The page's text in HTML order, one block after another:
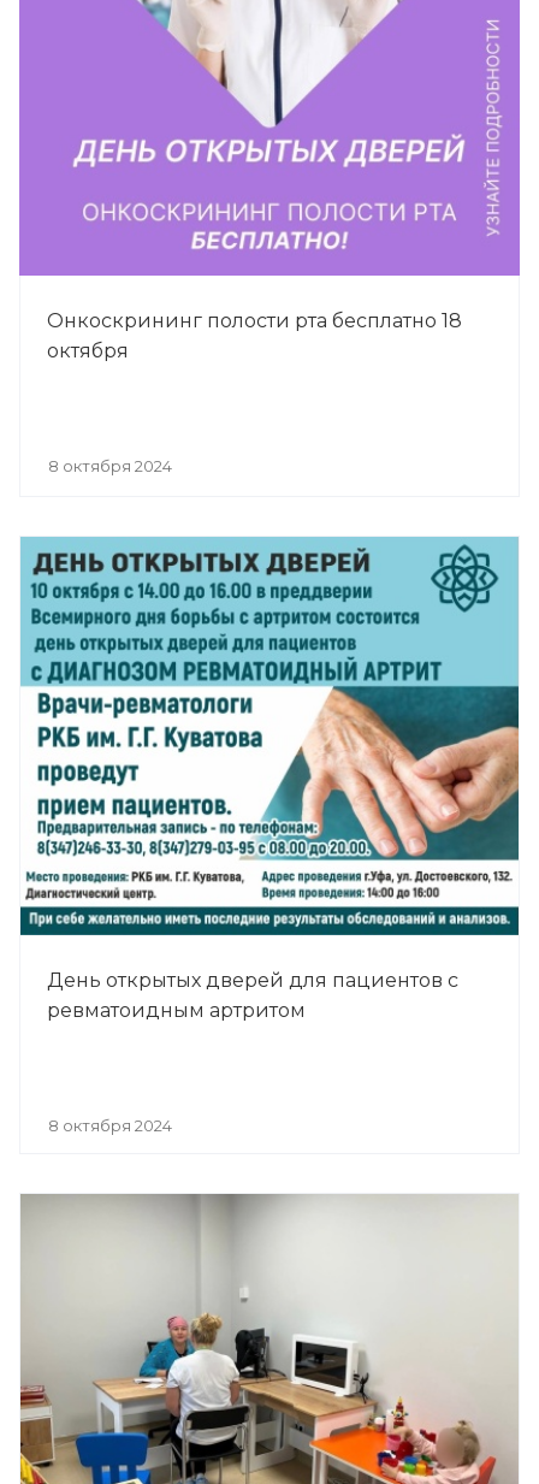
Онкоскрининг полости рта бесплатно 18
октября
8 октября 2024
День открытых дверей для пациентов с
ревматоидным артритом
8 октября 2024